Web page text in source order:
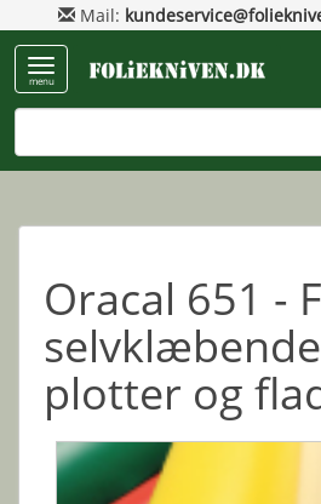
Mail:
menu
Oracal 651 -
plotter og